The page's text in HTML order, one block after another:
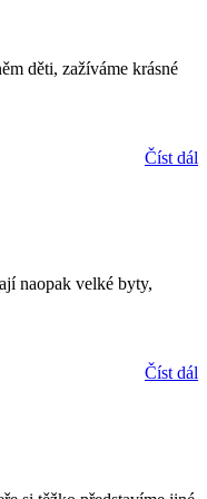
děti, zažíváme krásné
Číst dál
naopak velké byty,
Číst dál